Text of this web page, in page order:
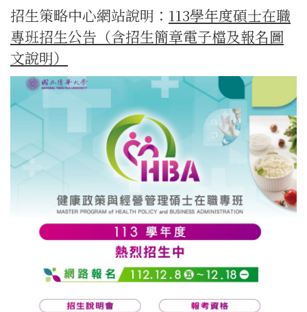
招生策略中心網站說明： 113學年度碩士在職
專班招生公告（含招生簡章電子檔及報名圖
文說明）